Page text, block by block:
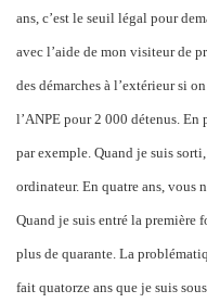
ans, c’est le seuil légal pour
avec l’aide de mon visiteur de
des démarches à l’extérieur si
l’ANPE pour 2 000 détenus.
par exemple. Quand je suis
ordinateur. En quatre ans, vous
Quand je suis entré la première
plus de quarante. La
fait quatorze ans que je suis